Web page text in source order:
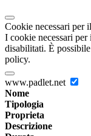
Cookie necessari per
I cookie necessari per
disabilitati. È
policy.
www.padlet.net
Nome
Tipologia
Proprieta
Descrizione